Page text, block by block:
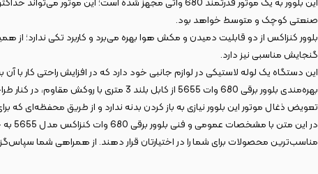
صنعتی کوچک و متوسط خواهد بود.
بلوور کنزاکس از دو قابلیت دمیدن و مکش هوا بهره می‌برد و کاربرد تکی ندارد؛
گنجایش مناسبی نیز دارد.
این دستگاه یک لوله لاستیکی در لوازم جانبی خود دارد که در افزایش راحتی کار
بهره‌مندی بلوور برقی 680 وات 5655 از کابل بلند 3 متری با روکش مقاوم، در کنار طراحی مناسب بدنه آن که به حفظ تعادل دستگاه بر روی سطوح مختلف کمک می‌کند، باعث شده تا کار با آن بسیار ساده و کم‌ریسک باشد.
تعویض ذغال موتور این بلوور نیازی به باز کردن بدنه ندارد و از طریق محفظه‌ای
در
مناسب‌ترین محصولات برای شما را در اختیارتان قرار دهند. از همراهی شما